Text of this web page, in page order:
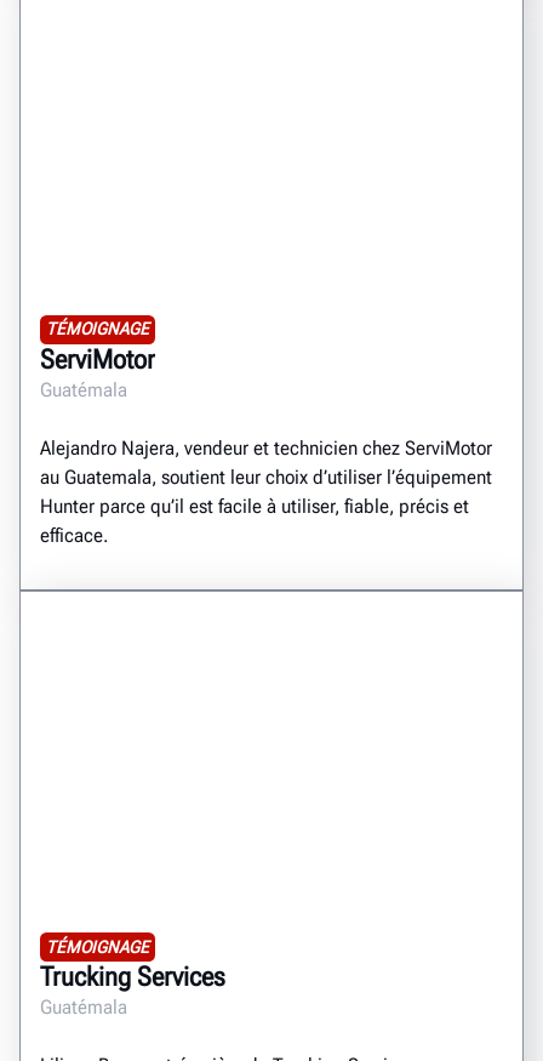
TÉMOIGNAGE
ServiMotor
Guatémala
Alejandro Najera, vendeur et technicien chez ServiMotor
au Guatemala, soutient leur choix d’utiliser l’équipement
Hunter parce qu’il est facile à utiliser, fiable, précis et
efficace.
TÉMOIGNAGE
Trucking Services
Guatémala